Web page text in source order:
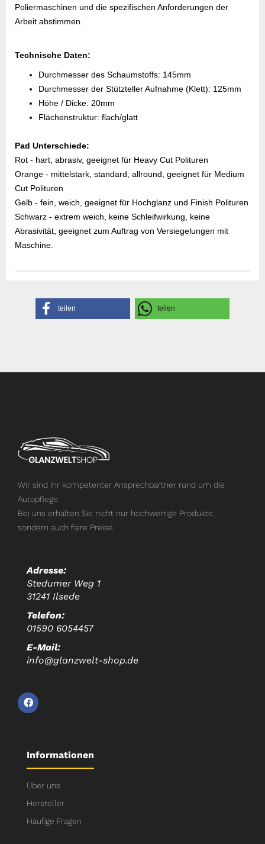
Poliermaschinen und die spezifischen Anforderungen der
Arbeit abstimmen.
Technische Daten:
Durchmesser des Schaumstoffs: 145mm
Durchmesser der Stützteller Aufnahme (Klett): 125mm
Höhe / Dicke: 20mm
Flächenstruktur: flach/glatt
Pad Unterschiede:
Rot - hart, abrasiv, geeignet für Heavy Cut Polituren
Orange - mittelstark, standard, allround, geeignet für Medium
Cut Polituren
Gelb - fein, weich, geeignet für Hochglanz und Finish Polituren
Schwarz - extrem weich, keine Schleifwirkung, keine
Abrasivität, geeignet zum Auftrag von Versiegelungen mit
Maschine.
teilen teilen
Wir sind Ihr kompetenter Ansprechpartner rund um die
Autopflege.
Bei uns erhalten Sie nicht nur hochwertige Produkte,
sondern auch faire Preise.
Adresse:
Stedumer Weg 1
31241 Ilsede
Telefon:
01590 6054457
E-Mail:
info@glanzwelt-shop.de
Informationen
Über uns
Hersteller
Häufige Fragen